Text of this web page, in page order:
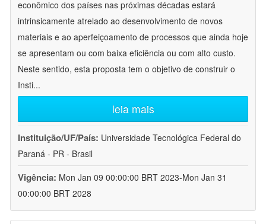
econômico dos países nas próximas décadas estará
intrinsicamente atrelado ao desenvolvimento de novos
materiais e ao aperfeiçoamento de processos que ainda hoje
se apresentam ou com baixa eficiência ou com alto custo.
Neste sentido, esta proposta tem o objetivo de construir o
Insti...
leia mais
Instituição/UF/País: Universidade Tecnológica Federal do
Paraná - PR - Brasil
Vigência: Mon Jan 09 00:00:00 BRT 2023-Mon Jan 31
00:00:00 BRT 2028